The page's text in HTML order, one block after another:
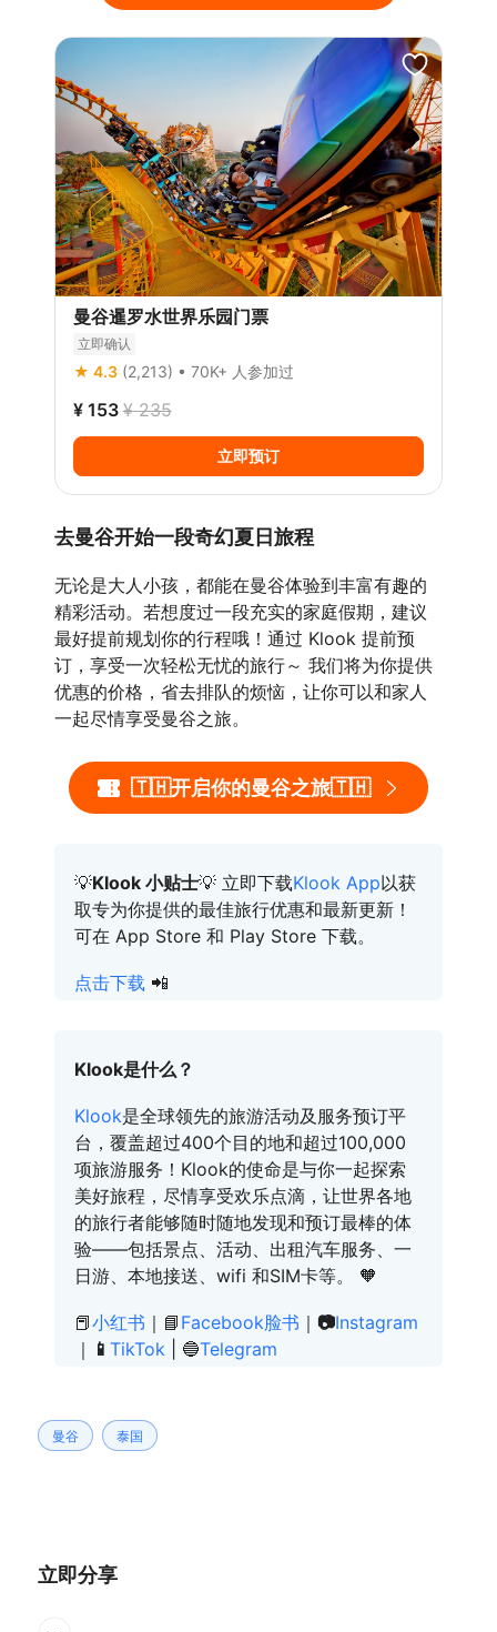
曼谷暹罗水世界乐园门票
立即确认
★ 4.3 (2,213) • 70K+ 人参加过
¥ 153 ¥ 235
立即预订
去曼谷开始一段奇幻夏日旅程
无论是大人小孩，都能在曼谷体验到丰富有趣的
精彩活动。若想度过一段充实的家庭假期，建议
最好提前规划你的行程哦！通过 Klook 提前预
订，享受一次轻松无忧的旅行～ 我们将为你提供
优惠的价格，省去排队的烦恼，让你可以和家人
一起尽情享受曼谷之旅。
🇹🇭开启你的曼谷之旅🇹🇭
💡Klook 小贴士💡 立即下载Klook App以获
取专为你提供的最佳旅行优惠和最新更新！
可在 App Store 和 Play Store 下载。
点击下载 📲
Klook是什么？
Klook是全球领先的旅游活动及服务预订平
台，覆盖超过400个目的地和超过100,000
项旅游服务！Klook的使命是与你一起探索
美好旅程，尽情享受欢乐点滴，让世界各地
的旅行者能够随时随地发现和预订最棒的体
验——包括景点、活动、出租汽车服务、一
日游、本地接送、wifi 和SIM卡等。 🧡
📕小红书 ｜📘 Facebook脸书 ｜ 📷Instagram
｜ 📱 TikTok | 🔵Telegram
曼谷 泰国
立即分享